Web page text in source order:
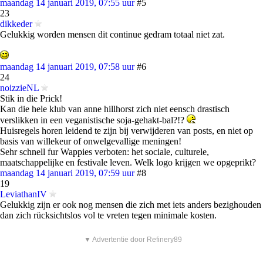
maandag 14 januari 2019, 07:55 uur #5
23
dikkeder
Gelukkig worden mensen dit continue gedram totaal niet zat.
maandag 14 januari 2019, 07:58 uur #6
24
noizzieNL
Stik in die Prick!
Kan die hele klub van anne hillhorst zich niet eensch drastisch
verslikken in een veganistische soja-gehakt-bal?!?
Huisregels horen leidend te zijn bij verwijderen van posts, en niet op
basis van willekeur of onwelgevallige meningen!
Sehr schnell fur Wappies verboten: het sociale, culturele,
maatschappelijke en festivale leven. Welk logo krijgen we opgeprikt?
maandag 14 januari 2019, 07:59 uur #8
19
LeviathanIV
Gelukkig zijn er ook nog mensen die zich met iets anders bezighouden
dan zich rücksichtslos vol te vreten tegen minimale kosten.
▼ Advertentie door Refinery89